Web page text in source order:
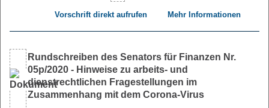
Vorschrift direkt aufrufen Mehr Informationen
Rundschreiben des Senators für Finanzen Nr.
05p/2020 - Hinweise zu arbeits- und
dienstrechtlichen Fragestellungen im
Zusammenhang mit dem Corona-Virus